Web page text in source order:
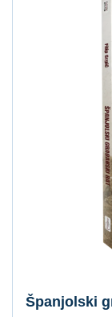
Španjolski